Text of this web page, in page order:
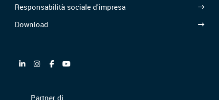
Responsabilità sociale d'impresa
Download
Partner di